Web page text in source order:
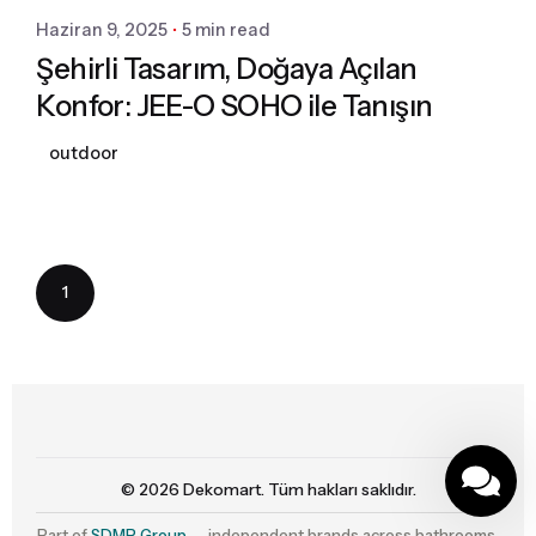
Haziran 9, 2025 5 min read
Şehirli Tasarım, Doğaya Açılan
Konfor: JEE-O SOHO ile Tanışın
outdoor
1
© 2026 Dekomart. Tüm hakları saklıdır.